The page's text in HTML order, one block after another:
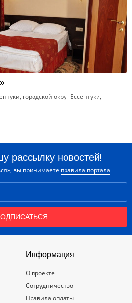
городской округ Ессентуки,
рассылку новостей!
вы принимаете правила портала
Информация
О проекте
Сотрудничество
Правила оплаты